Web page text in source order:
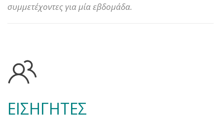
συμμετέχοντες για μία εβδομάδα.
ΕΙΣΗΓΗΤΕΣ